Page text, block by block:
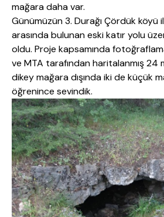
mağara daha var.
Günümüzün 3. Durağı Çördük köyü
arasında bulunan eski katır yolu
oldu. Proje kapsamında
ve MTA tarafından haritalanmış
dikey mağara dışında iki de küçük
öğrenince sevindik.